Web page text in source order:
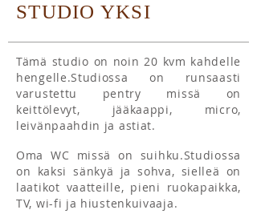
STUDIO YKSI
Tämä studio on noin 20 kvm kahdelle
hengelle.Studiossa on runsaasti
varustettu pentry missä on
keittölevyt, jääkaappi, micro,
leivänpaahdin ja astiat.
Oma WC missä on suihku.Studiossa
on kaksi sänkyä ja sohva, sielleä on
laatikot vaatteille, pieni ruokapaikka,
TV, wi-fi ja hiustenkuivaaja.